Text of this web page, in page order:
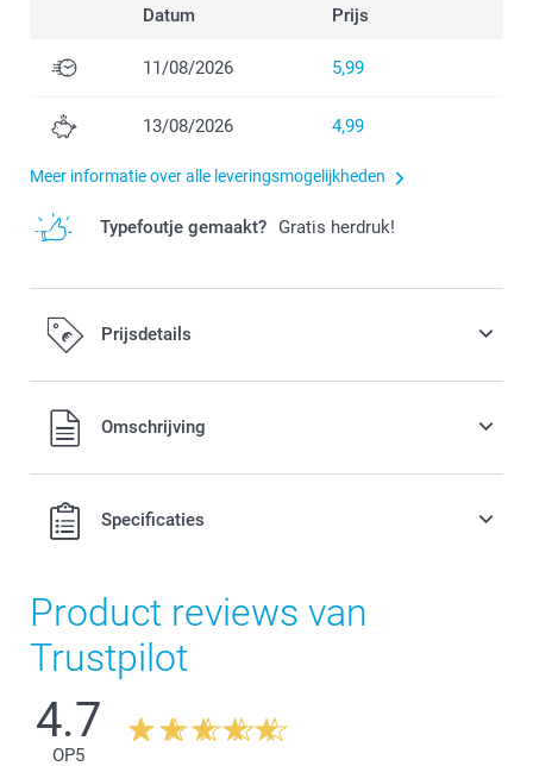
Datum Prijs
11/08/2026 5,99
13/08/2026 4,99
Meer informatie over alle leveringsmogelijkheden
Typefoutje gemaakt? Gratis herdruk!
Prijsdetails
Alle prijzen zijn in EURO (€) inclusief BTW en exclusief
verzendkosten.Omschrijving
Specificaties
Product reviews van
Trustpilot
4.7
OP5